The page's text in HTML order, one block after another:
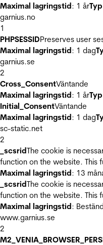
Maximal lagringstid: 1 årTyp
garnius.no
1
PHPSESSIDPreserves user
Maximal lagringstid: 1 dag
garnius.se
2
Cross_ConsentVäntande
Maximal lagringstid: 1 årTyp
Initial_ConsentVäntande
Maximal lagringstid: 1 dag
sc-static.net
2
_scsridThe cookie is
function on the website. This
Maximal lagringstid: 13
_scsridThe cookie is
function on the website. This
Maximal lagringstid:
www.garnius.se
2